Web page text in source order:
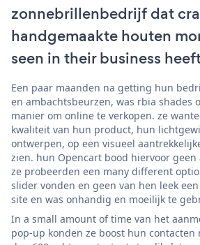
zonnebrillenbedrijf dat
handgemaakte houten
seen in their business
Een paar maanden na getting hun
en ambachtsbeurzen, was rbia shades
manier om online te verkopen. ze
kwaliteit van hun product, hun
ontwerpen, op een visueel
zien. hun Opencart bood hiervoor
ze probeerden een many different
slider vonden en geen van hen leek
site en was onhandig en moeilijk te
In a small amount of time van het
pop-up konden ze boost hun contacten